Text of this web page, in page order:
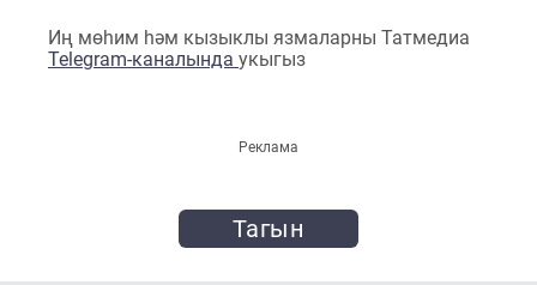
Иң мөһим һәм кызыклы язмаларны Татмедиа
Telegram-каналында укыгыз
Реклама
Тагын